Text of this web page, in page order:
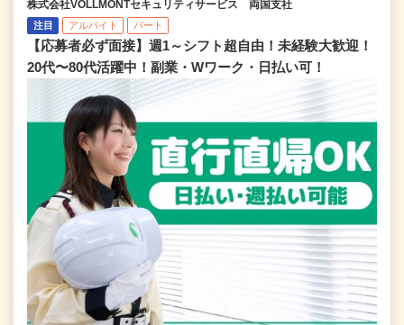
株式会社VOLLMONTセキュリティサービス 両国支社
注目 アルバイト パート
【応募者必ず面接】週1～シフト超自由！未経験大歓迎！
20代〜80代活躍中！副業・Wワーク・日払い可！